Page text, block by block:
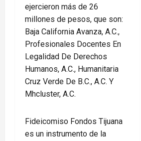
ejercieron más de 26
millones de pesos, que son:
Baja California Avanza, A.C.,
Profesionales Docentes En
Legalidad De Derechos
Humanos, A.C., Humanitaria
Cruz Verde De B.C., A.C. Y
Mhcluster, A.C.
Fideicomiso Fondos Tijuana
es un instrumento de la